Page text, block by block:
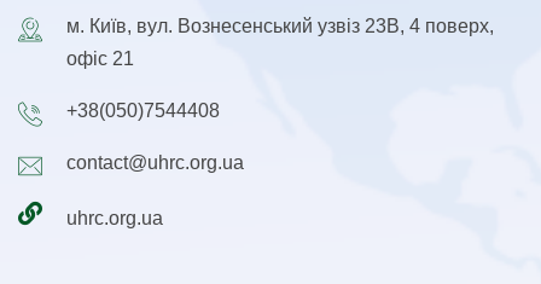
м. Київ, вул. Вознесенський узвіз 23В, 4 поверх,
офіс 21
+38(050)7544408
contact@uhrc.org.ua
uhrc.org.ua